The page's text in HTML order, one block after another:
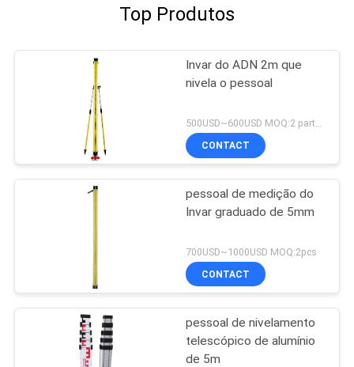
Top Produtos
Invar do ADN 2m que
nivela o pessoal
CONTACT
pessoal de medição do
Invar graduado de 5mm
700USD~1000USD MOQ:2pcs
CONTACT
pessoal de nivelamento
telescópico de alumínio
de 5m